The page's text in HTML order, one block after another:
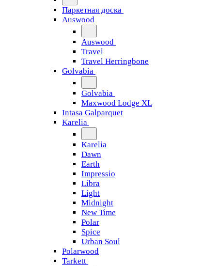
Паркетная доска
Auswood
Auswood
Travel
Travel Herringbone
Golvabia
Golvabia
Maxwood Lodge XL
Intasa Galparquet
Karelia
Karelia
Dawn
Earth
Impressio
Libra
Light
Midnight
New Time
Polar
Spice
Urban Soul
Polarwood
Tarkett